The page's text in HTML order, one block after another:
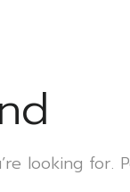
looking for.